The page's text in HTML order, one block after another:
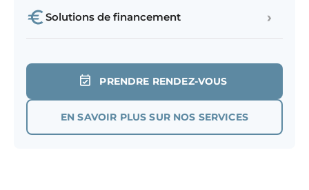
Solutions de financement ›
PRENDRE RENDEZ-VOUS
EN SAVOIR PLUS SUR NOS SERVICES